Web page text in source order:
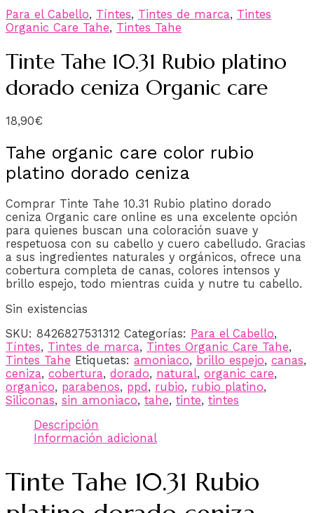
Para el Cabello, Tíntes, Tintes de marca, Tintes
Organic Care Tahe, Tintes Tahe
Tinte Tahe 10.31 Rubio platino
dorado ceniza Organic care
18,90€
Tahe organic care color rubio
platino dorado ceniza
Comprar Tinte Tahe 10.31 Rubio platino dorado
ceniza Organic care online es una excelente opción
para quienes buscan una coloración suave y
respetuosa con su cabello y cuero cabelludo. Gracias
a sus ingredientes naturales y orgánicos, ofrece una
cobertura completa de canas, colores intensos y
brillo espejo, todo mientras cuida y nutre tu cabello.
Sin existencias
SKU: 8426827531312 Categorías: Para el Cabello,
Tíntes, Tintes de marca, Tintes Organic Care Tahe,
Tintes Tahe Etiquetas: amoniaco, brillo espejo, canas,
ceniza, cobertura, dorado, natural, organic care,
organico, parabenos, ppd , rubio, rubio platino,
Siliconas, sin amoniaco, tahe, tinte, tintes
Descripción
Información adicional
Tinte Tahe 10.31 Rubio